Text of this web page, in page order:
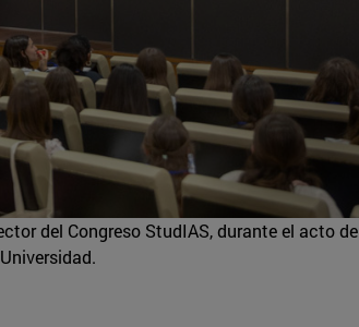
del Congreso StudIAS, durante el acto de